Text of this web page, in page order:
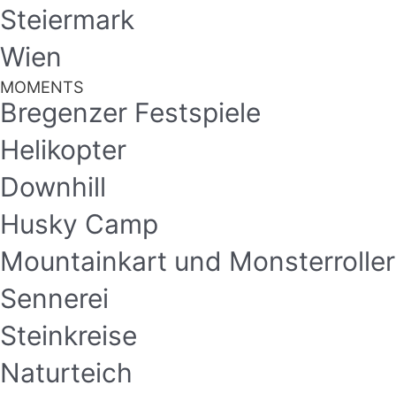
Steiermark
Wien
MOMENTS
Bregenzer Festspiele
Helikopter
Downhill
Husky Camp
Mountainkart und Monsterroller
Sennerei
Steinkreise
Naturteich